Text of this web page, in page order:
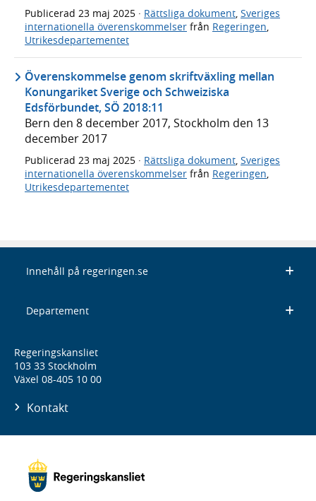
Publicerad 23 maj 2025 · Rättsliga dokument Sveriges
internationella överenskommelser från Regeringen
Utrikesdepartementet
Överenskommelse genom skriftväxling mellan
Konungariket Sverige och Schweiziska
Edsförbundet, SÖ 2018:11
Bern den 8 december 2017, Stockholm den 13
december 2017
Publicerad 23 maj 2025 · Rättsliga dokument, Sveriges
internationella överenskommelser från Regeringen,
Utrikesdepartementet
Innehåll på regeringen.se
Departement
Regeringskansliet
103 33 Stockholm
Växel 08-405 10 00
Kontakt